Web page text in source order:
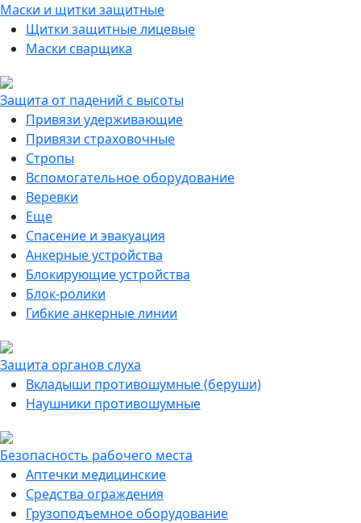
Маски и щитки защитные
Щитки защитные лицевые
Маски сварщика
Защита от падений с высоты
Привязи удерживающие
Привязи страховочные
Стропы
Вспомогательное оборудование
Веревки
Еще
Спасение и эвакуация
Анкерные устройства
Блокирующие устройства
Блок-ролики
Гибкие анкерные линии
Защита органов слуха
Вкладыши противошумные (беруши)
Наушники противошумные
Безопасность рабочего места
Аптечки медицинские
Средства ограждения
Грузоподъемное оборудование